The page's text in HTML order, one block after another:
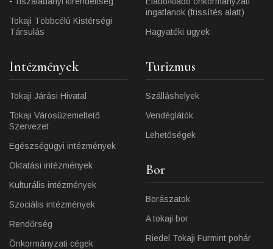
Tokaji Többcélú Kistérségi
Társulás
ingatlanok (frissítés alatt)
Hagyatéki ügyek
Intézmények
Tokaji Járási Hivatal
Tokaji Városüzemeltető
Szervezet
Egészségügyi intézmények
Oktatási intézmények
Kulturális intézmények
Szociális intézmények
Rendőrség
Önkormányzati cégek
Turizmus
Szálláshelyek
Vendéglátók
Lehetőségek
Bor
Borászatok
A tokaji bor
Riedel Tokaji Furmint pohár